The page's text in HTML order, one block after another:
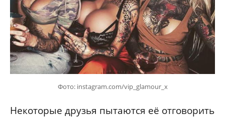
Фото: instagram.com/vip_glamour_x
Некоторые друзья пытаются её отговорить